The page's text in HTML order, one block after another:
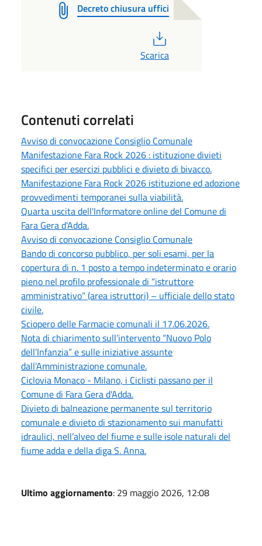
Decreto chiusura uffici
Scarica
Contenuti correlati
Avviso di convocazione Consiglio Comunale
Manifestazione Fara Rock 2026 : istituzione divieti
specifici per esercizi pubblici e divieto di bivacco.
Manifestazione Fara Rock 2026 istituzione ed adozione
provvedimenti temporanei sulla viabilità.
Quarta uscita dell'Informatore online del Comune di
Fara Gera d'Adda.
Avviso di convocazione Consiglio Comunale
Bando di concorso pubblico, per soli esami, per la
copertura di n. 1 posto a tempo indeterminato e orario
pieno nel profilo professionale di “istruttore
amministrativo” (area istruttori) – ufficiale dello stato
civile.
Sciopero delle Farmacie comunali il 17.06.2026.
Nota di chiarimento sull’intervento “Nuovo Polo
dell’Infanzia” e sulle iniziative assunte
dall’Amministrazione comunale.
Ciclovia Monaco - Milano, i Ciclisti passano per il
Comune di Fara Gera d'Adda.
Divieto di balneazione permanente sul territorio
comunale e divieto di stazionamento sui manufatti
idraulici, nell’alveo del fiume e sulle isole naturali del
fiume adda e della diga S. Anna.
Ultimo aggiornamento: 29 maggio 2026, 12:08